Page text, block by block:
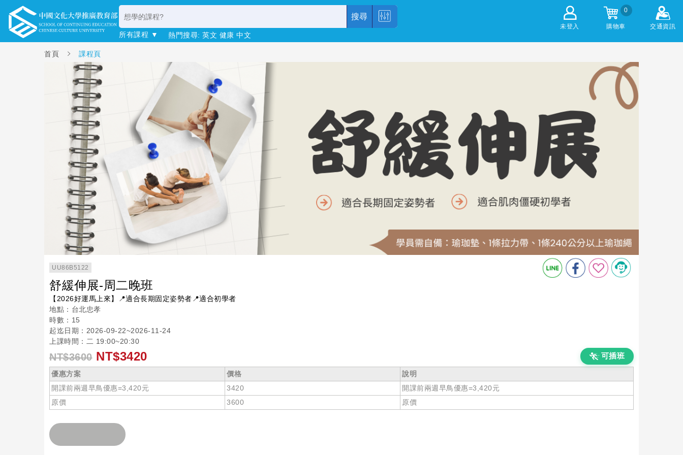
未登入
0
購物車 交通資訊
搜尋
所有課程 ▼ 熱門搜尋: 英文 健康 中文
首頁 課程頁
UU86B5122
舒緩伸展-周二晚班
【2026好運馬上來】📍適合長期固定姿勢者📍適合初學者
地點：台北忠孝
時數：15
起迄日期：2026-09-22~2026-11-24
上課時間：二 19:00~20:30
NT$3600 NT$3420 可插班
優惠方案 價格
說明
開課前兩週早鳥優惠=3,420元
3420
開課前兩週早鳥優惠=3,420元
原價
3600 原價